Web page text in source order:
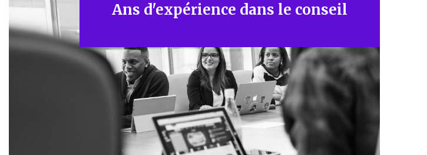
Ans d'expérience dans le conseil